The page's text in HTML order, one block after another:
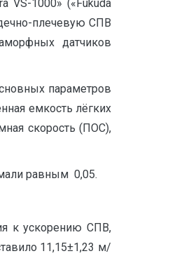
VS-1000» («Fukuda
плечевую СПВ
датчиков
параметров
емкость лёгких
скорость (ПОС),
равным 0,05.
к ускорению СПВ,
11,15±1,23 м/